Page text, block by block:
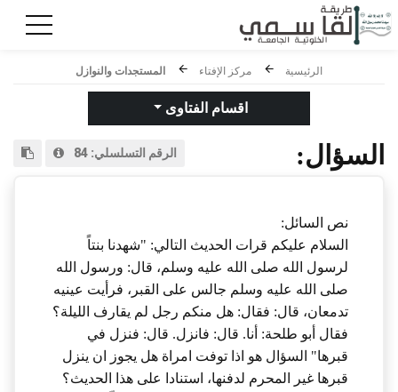
الرئيسية مركز الإفتاء المستجدات والنوازل
اقسام الفتاوى
السؤال: الرقم التسلسلي: 84
نص السائل:
السلام عليكم قرات الحديث التالي: "شهدنا بنتاً
لرسول الله صلى الله عليه وسلم، قال: ورسول الله
صلى الله عليه وسلم جالس على القبر، فرأيت عينيه
تدمعان، قال: فقال: هل منكم رجل لم يقارف الليلة؟
فقال أبو طلحة: أنا. قال: فانزل. قال: فنزل في
قبرها" السؤال هو اذا توفت امراة هل يجوز ان ينزل
قبرها غير المحرم لدفنها، استنادا على هذا الحديث؟